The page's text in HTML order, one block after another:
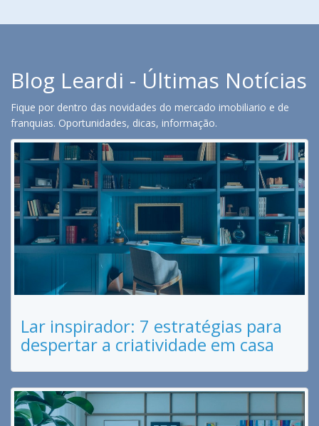
Blog Leardi - Últimas Notícias
Fique por dentro das novidades do mercado imobiliario e de
franquias. Oportunidades, dicas, informação.
Lar inspirador: 7 estratégias para
despertar a criatividade em casa